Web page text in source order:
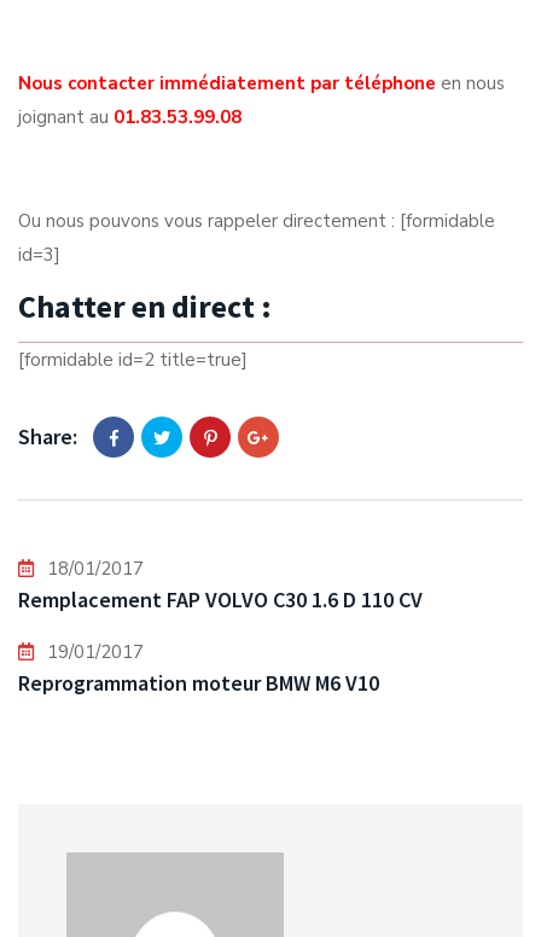
Nous contacter immédiatement par téléphone en nous
joignant au 01.83.53.99.08
Ou nous pouvons vous rappeler directement : [formidable
id=3]
Chatter en direct :
[formidable id=2 title=true]
Share:
18/01/2017
Remplacement FAP VOLVO C30 1.6 D 110 CV
19/01/2017
Reprogrammation moteur BMW M6 V10